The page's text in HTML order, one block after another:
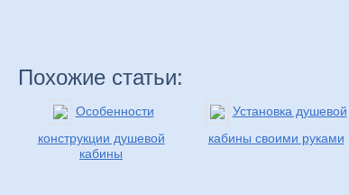
Похожие статьи:
Особенности
конструкции душевой
кабины
Установка душевой
кабины своими руками